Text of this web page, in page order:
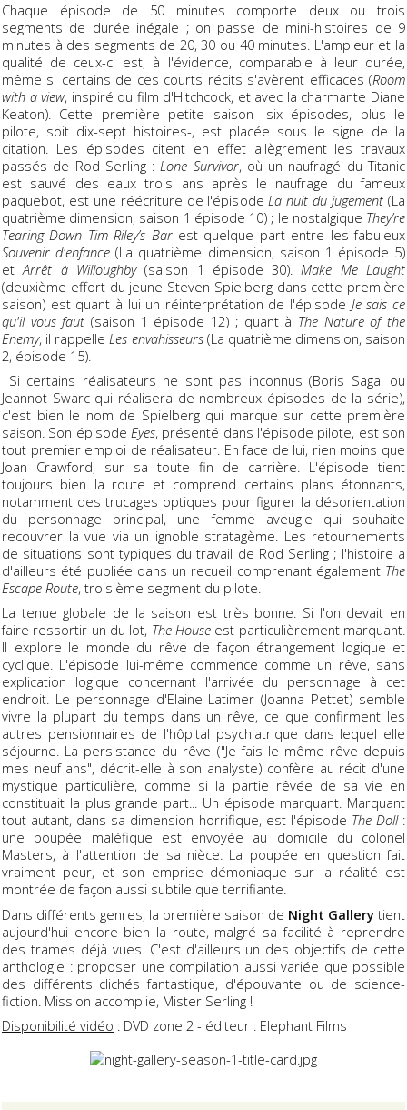
Chaque épisode de 50 minutes comporte deux ou trois
segments de durée inégale ; on passe de mini-histoires de 9
minutes à des segments de 20, 30 ou 40 minutes. L'ampleur et la
qualité de ceux-ci est, à l'évidence, comparable à leur durée,
même si certains de ces courts récits s'avèrent efficaces (Room
with a view, inspiré du film d'Hitchcock, et avec la charmante Diane
Keaton). Cette première petite saison -six épisodes, plus le
pilote, soit dix-sept histoires-, est placée sous le signe de la
citation. Les épisodes citent en effet allègrement les travaux
passés de Rod Serling :Lone Survivor, où un naufragé du Titanic
est sauvé des eaux trois ans après le naufrage du fameux
paquebot, est une réécriture de l'épisodeLa nuit du jugement (La
quatrième dimension, saison 1 épisode 10) ; le nostalgique They’re
Tearing Down Tim Riley’s Barest quelque part entre les fabuleux
Souvenir d'enfance (La quatrième dimension, saison 1 épisode 5)
etArrêt à Willoughby(saison 1 épisode 30).Make Me Laught
(deuxième effort du jeune Steven Spielberg dans cette première
saison) est quant à lui un réinterprétation de l'épisode Je sais ce
qu'il vous faut (saison 1 épisode 12) ; quant à The Nature of the
Enemy, il rappelleLes envahisseurs(La quatrième dimension, saison
2, épisode 15).
Si certains réalisateurs ne sont pas inconnus (Boris Sagal ou
Jeannot Swarc qui réalisera de nombreux épisodes de la série),
c'est bien le nom de Spielberg qui marque sur cette première
saison. Son épisode Eyes, présenté dans l'épisode pilote, est son
tout premier emploi de réalisateur. En face de lui, rien moins que
Joan Crawford, sur sa toute fin de carrière. L'épisode tient
toujours bien la route et comprend certains plans étonnants,
notamment des trucages optiques pour figurer la désorientation
du personnage principal, une femme aveugle qui souhaite
recouvrer la vue via un ignoble stratagème. Les retournements
de situations sont typiques du travail de Rod Serling ; l'histoire a
d'ailleurs été publiée dans un recueil comprenant également The
Escape Route, troisième segment du pilote.
La tenue globale de la saison est très bonne. Si l'on devait en
faire ressortir un du lot, The House est particulièrement marquant.
Il explore le monde du rêve de façon étrangement logique et
cyclique. L'épisode lui-même commence comme un rêve, sans
explication logique concernant l'arrivée du personnage à cet
endroit. Le personnage d'Elaine Latimer (Joanna Pettet) semble
vivre la plupart du temps dans un rêve, ce que confirment les
autres pensionnaires de l'hôpital psychiatrique dans lequel elle
séjourne. La persistance du rêve ("Je fais le même rêve depuis
mes neuf ans", décrit-elle à son analyste) confère au récit d'une
mystique particulière, comme si la partie rêvée de sa vie en
constituait la plus grande part... Un épisode marquant. Marquant
tout autant, dans sa dimension horrifique, est l'épisode The Doll:
une poupée maléfique est envoyée au domicile du colonel
Masters, à l'attention de sa nièce. La poupée en question fait
vraiment peur, et son emprise démoniaque sur la réalité est
montrée de façon aussi subtile que terrifiante.
Dans différents genres, la première saison de Night Gallery tient
aujourd'hui encore bien la route, malgré sa facilité à reprendre
des trames déjà vues. C'est d'ailleurs un des objectifs de cette
anthologie : proposer une compilation aussi variée que possible
des différents clichés fantastique, d'épouvante ou de science-
fiction. Mission accomplie, Mister Serling !
Disponibilité vidéo : DVD zone 2 - éditeur : Elephant Films